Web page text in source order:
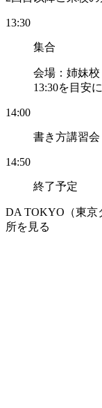
13:30
集合
会場：姉妹校
13:30を目安
14:00
書き方講習会
14:50
終了予定
DA TOKYO（東京
所を見る